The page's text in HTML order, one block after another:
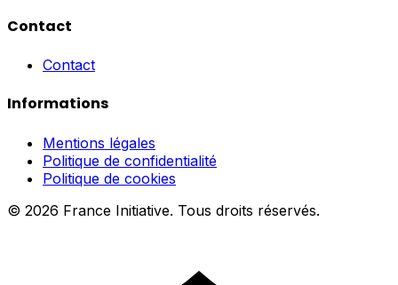
Contact
Contact
Informations
Mentions légales
Politique de confidentialité
Politique de cookies
© 2026 France Initiative. Tous droits réservés.